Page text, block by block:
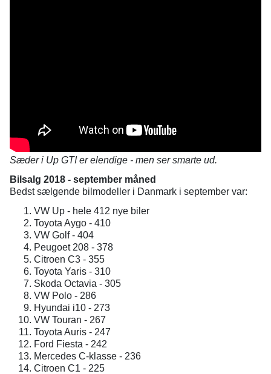
Sæder i Up GTI er elendige - men ser smarte ud.
Bilsalg 2018 - september måned
Bedst sælgende bilmodeller i Danmark i september var:
VW Up - hele 412 nye biler
Toyota Aygo - 410
VW Golf - 404
Peugoet 208 - 378
Citroen C3 - 355
Toyota Yaris - 310
Skoda Octavia - 305
VW Polo - 286
Hyundai i10 - 273
VW Touran - 267
Toyota Auris - 247
Ford Fiesta - 242
Mercedes C-klasse - 236
Citroen C1 - 225